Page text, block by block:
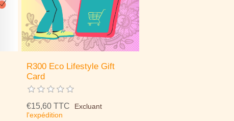
R300 Eco Lifestyle Gift
Card
€15,60 TTC
Excluant
l'expédition